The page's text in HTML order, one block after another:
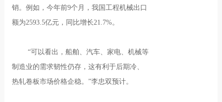
销。例如，今年前9个月，我国工程机械出口
额为2593.5亿元，同比增长21.7%。
“可以看出，船舶、汽车、家电、机械等
制造业的需求韧性仍存，这有利于后期冷、
热轧卷板市场价格企稳。”李忠双预计。